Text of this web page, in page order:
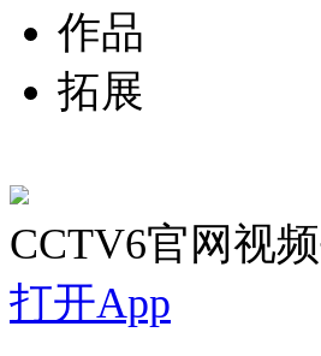
作品
拓展
CCTV6官网视
打开App